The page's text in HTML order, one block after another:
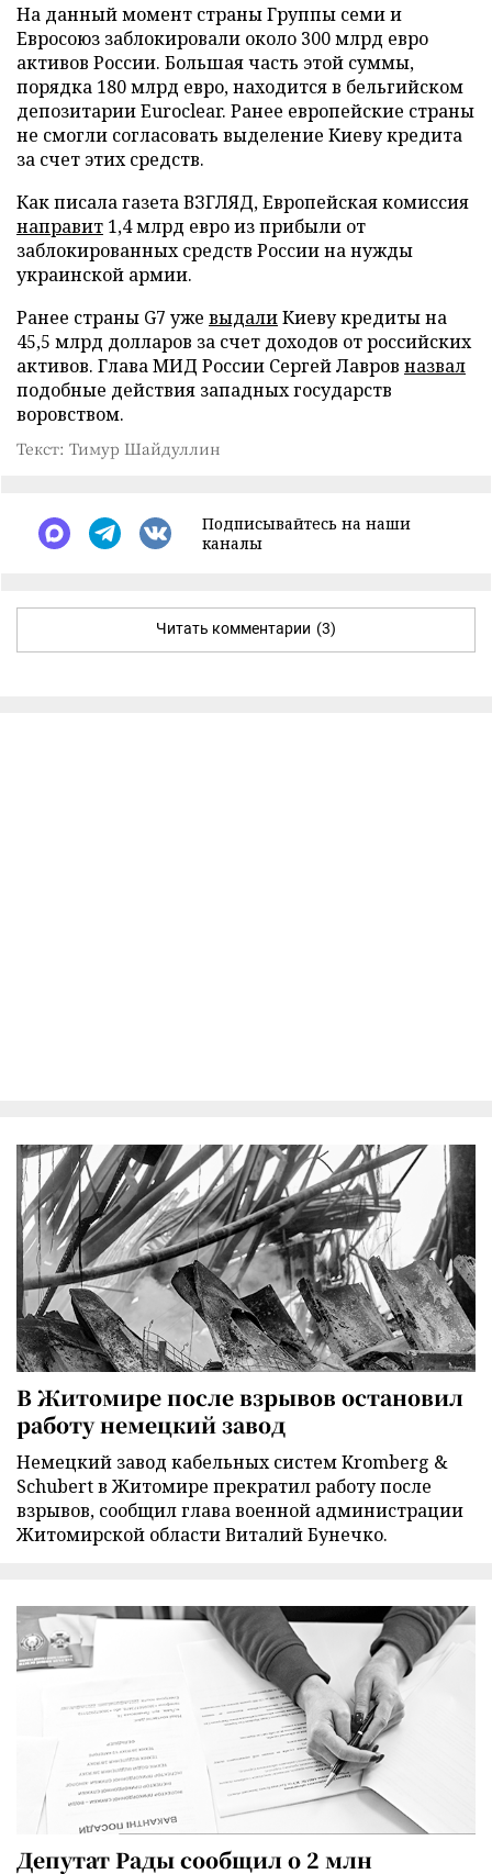
На данный момент страны Группы семи и
Евросоюз заблокировали около 300 млрд евро
активов России. Большая часть этой суммы,
порядка 180 млрд евро, находится в бельгийском
депозитарии Euroclear. Ранее европейские страны
не смогли согласовать выделение Киеву кредита
за счет этих средств.
Как писала газета ВЗГЛЯД, Европейская комиссия
направит 1,4 млрд евро из прибыли от
заблокированных средств России на нужды
украинской армии.
Ранее страны G7 уже выдалиКиеву кредиты на
45,5 млрд долларов за счет доходов от российских
активов. Глава МИД России Сергей Лавров назвал
подобные действия западных государств
воровством.
Текст: Тимур Шайдуллин
Подписывайтесь на наши
каналы
Читать комментарии (3)
В Житомире после взрывов остановил
работу немецкий завод
Немецкий завод кабельных систем Kromberg &
Schubert в Житомире прекратил работу после
взрывов, сообщил глава военной администрации
Житомирской области Виталий Бунечко.
Депутат Рады сообщил о 2 млн